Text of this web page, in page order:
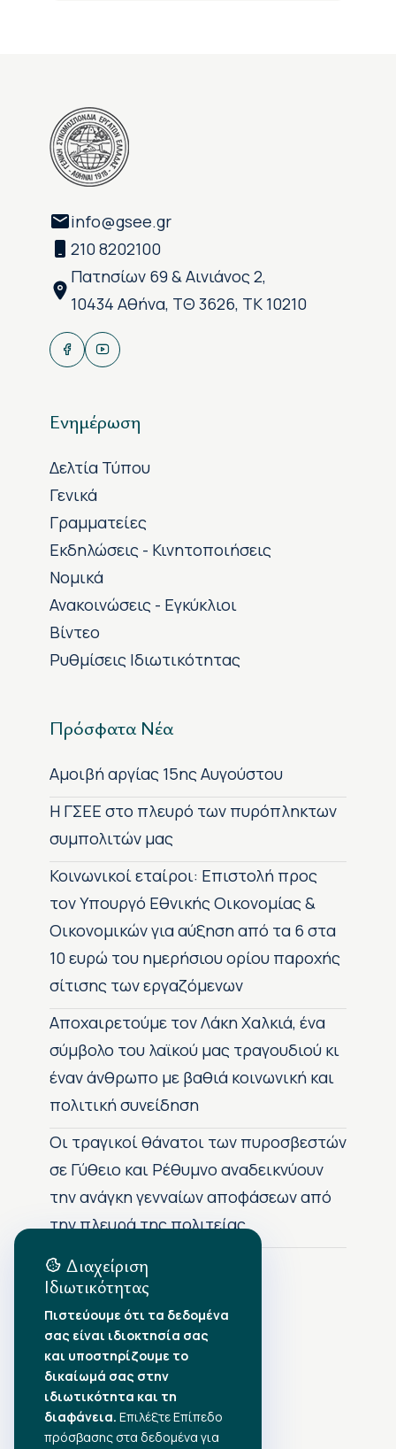
info@gsee.gr
210 8202100
Πατησίων 69 & Αινιάνος 2,
10434 Αθήνα, ΤΘ 3626, ΤΚ 10210
Ενημέρωση
Δελτία Τύπου
Γενικά
Γραμματείες
Εκδηλώσεις - Κινητοποιήσεις
Νομικά
Ανακοινώσεις - Εγκύκλιοι
Βίντεο
Ρυθμίσεις Ιδιωτικότητας
Πρόσφατα Νέα
Αμοιβή αργίας 15ης Αυγούστου
H ΓΣΕΕ στο πλευρό των πυρόπληκτων
συμπολιτών μας
Κοινωνικοί εταίροι: Επιστολή προς
τον Υπουργό Εθνικής Οικονομίας &
Οικονομικών για αύξηση από τα 6 στα
10 ευρώ του ημερήσιου ορίου παροχής
σίτισης των εργαζόμενων
Αποχαιρετούμε τον Λάκη Χαλκιά, ένα
σύμβολο του λαϊκού μας τραγουδιού κι
έναν άνθρωπο με βαθιά κοινωνική και
πολιτική συνείδηση
Οι τραγικοί θάνατοι των πυροσβεστών
σε Γύθειο και Ρέθυμνο αναδεικνύουν
την ανάγκη γενναίων αποφάσεων από
την πλευρά της πολιτείας
Αρχείο Δημοσιεύσεων
•Αύγουστος 2026
•Ιούλιος 2026
•Ιούνιος 2026
•Μάιος 2026
•Απρίλιος 2026
•Μάρτιος 2026
Διαχείριση
Ιδιωτικότητας
Πιστεύουμε ότι τα δεδομένα
σας είναι ιδιοκτησία σας
και υποστηρίζουμε το
δικαίωμά σας στην
ιδιωτικότητα και τη
διαφάνεια. Επιλέξτε Επίπεδο
πρόσβασης στα δεδομένα για